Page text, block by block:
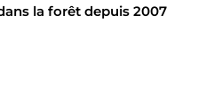
la forêt depuis 2007